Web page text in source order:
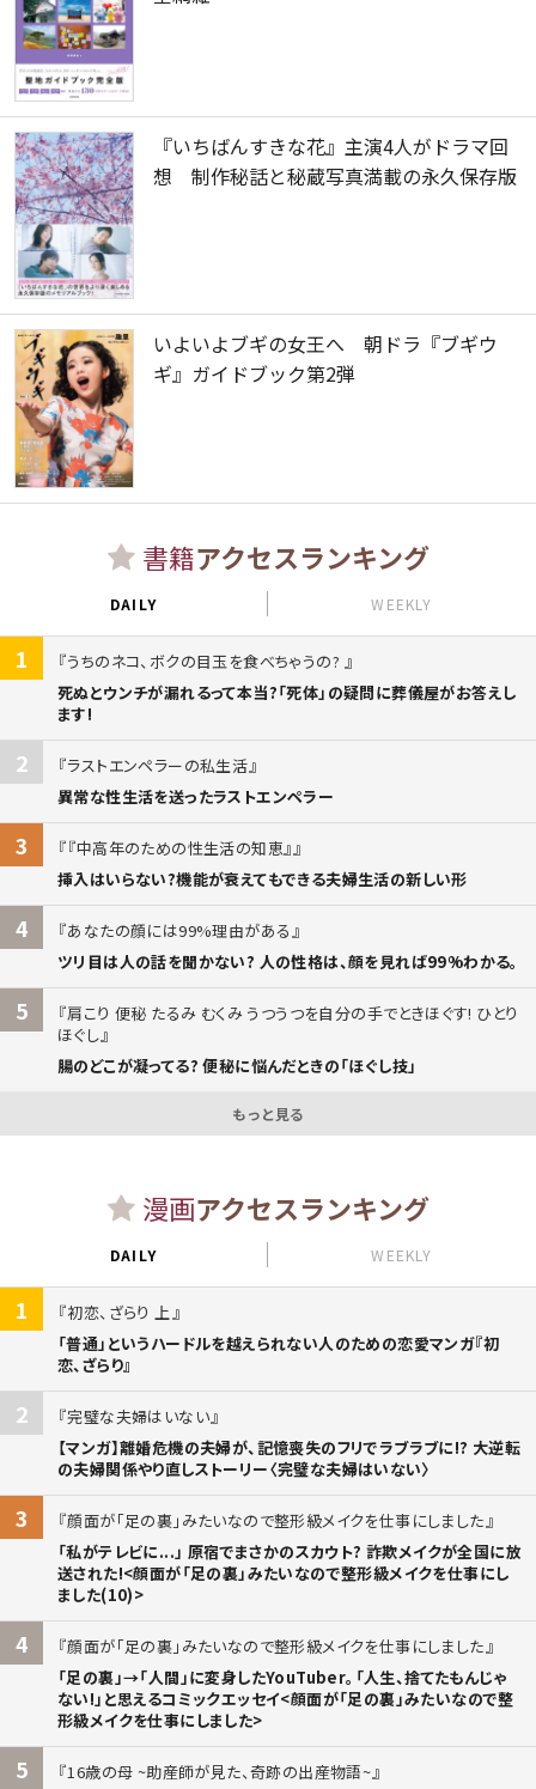
『いちばんすきな花』主演4人がドラマ回
想 制作秘話と秘蔵写真満載の永久保存版
いよいよブギの女王へ 朝ドラ『ブギウ
ギ』ガイドブック第2弾
書籍アクセスランキング
DAILY WEEKLY
1
うちのネコ、ボクの目玉を食べちゃうの?
死ぬとウンチが漏れるって本当?「死体」の疑問に葬儀屋がお答えし
ます!
2
ラストエンペラーの私生活
異常な性生活を送ったラストエンペラー
3
『中高年のための性生活の知恵』
挿入はいらない?機能が衰えてもできる夫婦生活の新しい形
4
あなたの顔には99%理由がある
ツリ目は人の話を聞かない? 人の性格は、顔を見れば99%わかる。
5
肩こり 便秘 たるみ むくみ うつうつを自分の手でときほぐす! ひとり
ほぐし
腸のどこが凝ってる? 便秘に悩んだときの「ほぐし技」
もっと見る
漫画アクセスランキング
DAILY WEEKLY
1
初恋、ざらり 上
「普通」というハードルを越えられない人のための恋愛マンガ『初
恋、ざらり』
2
完璧な夫婦はいない
【マンガ】離婚危機の夫婦が、記憶喪失のフリでラブラブに!? 大逆転
の夫婦関係やり直しストーリー〈完璧な夫婦はいない〉
3
顔面が「足の裏」みたいなので整形級メイクを仕事にしました
「私がテレビに...」 原宿でまさかのスカウト? 詐欺メイクが全国に放
送された!<顔面が「足の裏」みたいなので整形級メイクを仕事にし
ました(10)>
4
顔面が「足の裏」みたいなので整形級メイクを仕事にしました
「足の裏」→「人間」に変身したYouTuber。「人生、捨てたもんじゃ
ない!」と思えるコミックエッセイ<顔面が「足の裏」みたいなので整
形級メイクを仕事にしました>
5
16歳の母 ~助産師が見た、奇跡の出産物語~